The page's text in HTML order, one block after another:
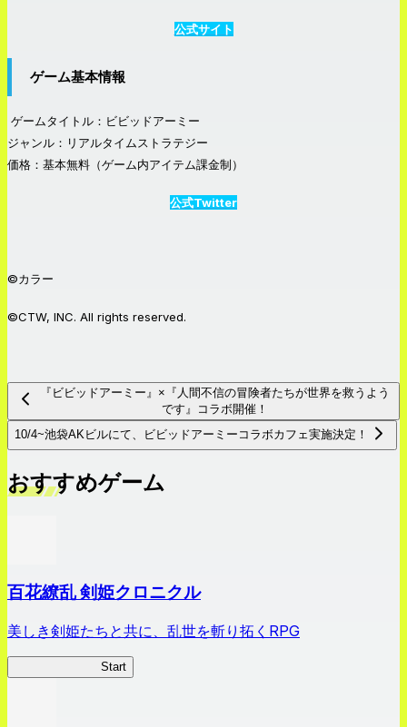
公式サイト
ゲーム基本情報
ゲームタイトル：ビビッドアーミー
ジャンル：リアルタイムストラテジー
価格：基本無料（ゲーム内アイテム課金制）
公式Twitter
©カラー
©CTW, INC. All rights reserved.
『ビビッドアーミー』×『人間不信の冒険者たちが世界を救うよう
です』コラボ開催！
10/4~池袋AKビルにて、ビビッドアーミーコラボカフェ実施決定！
おすすめゲーム
百花繚乱 剣姫クロニクル
美しき剣姫たちと共に、乱世を斬り拓くRPG
Start